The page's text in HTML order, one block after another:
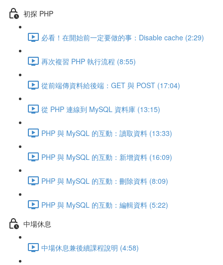
初探 PHP
必看！在開始前一定要做的事：Disable cache (2:29)
再次複習 PHP 執行流程 (8:55)
從前端傳資料給後端：GET 與 POST (17:04)
從 PHP 連線到 MySQL 資料庫 (13:15)
PHP 與 MySQL 的互動：讀取資料 (13:33)
PHP 與 MySQL 的互動：新增資料 (16:09)
PHP 與 MySQL 的互動：刪除資料 (8:09)
PHP 與 MySQL 的互動：編輯資料 (5:22)
中場休息
中場休息兼後續課程說明 (4:58)